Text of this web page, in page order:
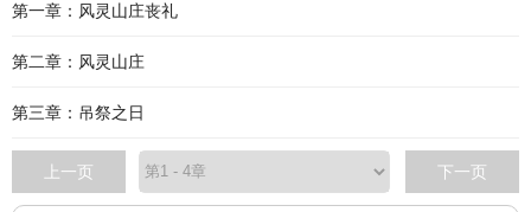
第一章：风灵山庄丧礼
第二章：风灵山庄
第三章：吊祭之日
上一页 下一页